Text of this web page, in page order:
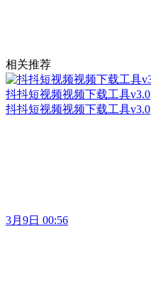
相关推荐
抖抖短视频视频下载工具v3.0
抖抖短视频视频下载工具v3.0
3月9日 00:56